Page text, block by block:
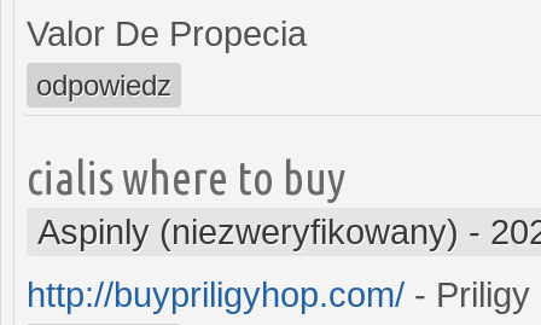
Valor De Propecia
odpowiedz
cialis where to buy
Aspinly (niezweryfikowany) -
http://buypriligyhop.com/ - Priligy